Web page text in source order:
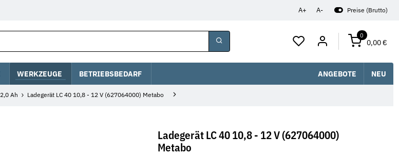
A+ A- Preise (Brutto)
0
0,00 €
WERKZEUGE BETRIEBSBEDARF ANGEBOTE NEU
2,0 Ah Ladegerät LC 40 10,8 - 12 V (627064000) Metabo
Ladegerät LC 40 10,8 - 12 V (627064000)
Metabo